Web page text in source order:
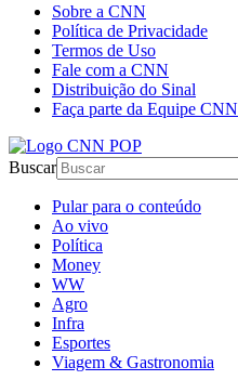
Sobre a CNN
Política de Privacidade
Termos de Uso
Fale com a CNN
Distribuição do Sinal
Faça parte da Equipe CNN
Buscar
Pular para o conteúdo
Ao vivo
Política
Money
WW
Agro
Infra
Esportes
Viagem & Gastronomia